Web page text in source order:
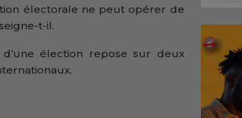
électorale ne peut opérer de
t-il.
élection repose sur deux